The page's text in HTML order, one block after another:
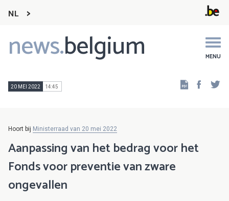
NL
news.belgium MENU
Main
navigation
20 MEI 2022 14:45
Hoort bij Ministerraad van 20 mei 2022
Aanpassing van het bedrag voor het
Fonds voor preventie van zware
ongevallen